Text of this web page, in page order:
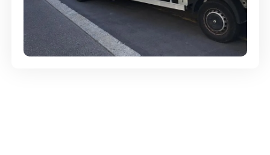
Günstige Umzüge - Hervorragender
Service